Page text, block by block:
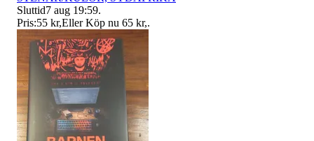
Sluttid7 aug 19:59.
Pris:55 kr,Eller Köp nu 65 kr,.